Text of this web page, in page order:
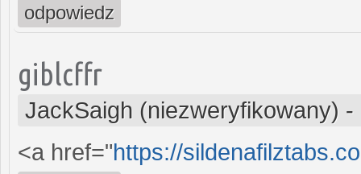
odpowiedz
giblcffr
JackSaigh (niezweryfikowany) -
<a href="https://